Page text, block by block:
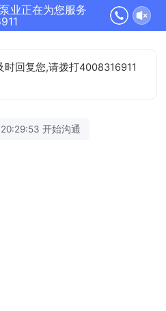
业正在为您服务
回复您,请拨打4008316911
开始沟通